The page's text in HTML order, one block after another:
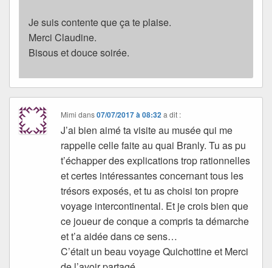
Je suis contente que ça te plaise.
Merci Claudine.
Bisous et douce soirée.
Mimi dans07/07/2017 à 08:32 a dit :
J’ai bien aimé ta visite au musée qui me
rappelle celle faite au quai Branly. Tu as pu
t’échapper des explications trop rationnelles
et certes intéressantes concernant tous les
trésors exposés, et tu as choisi ton propre
voyage intercontinental. Et je crois bien que
ce joueur de conque a compris ta démarche
et t’a aidée dans ce sens…
C’était un beau voyage Quichottine et Merci